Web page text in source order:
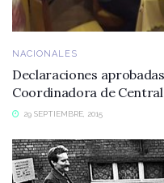
NACIONALES
Declaraciones
Coordinadora de
29 SEPTIEMBRE, 2015